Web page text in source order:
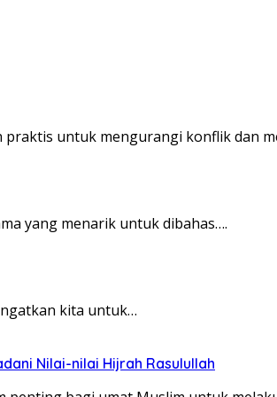
praktis untuk mengurangi konflik dan
yang menarik untuk dibahas….
kita untuk…
Nilai-nilai Hijrah Rasulullah